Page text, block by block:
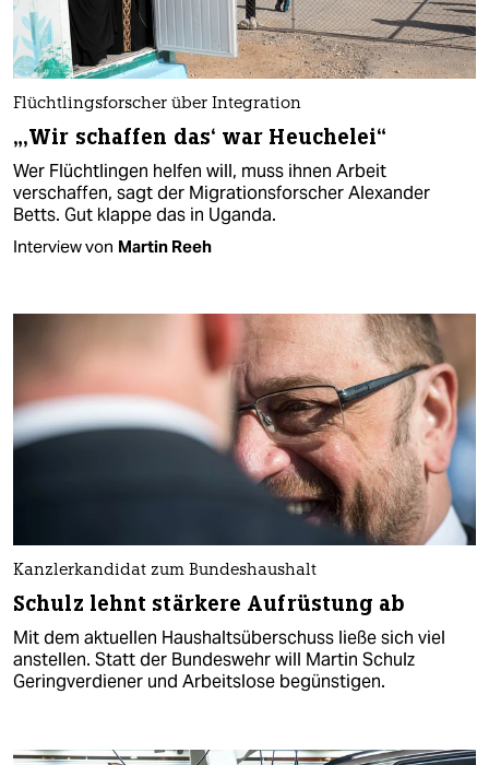
Flüchtlingsforscher über Integration
„‚Wir schaffen das‘ war Heuchelei“
Wer Flüchtlingen helfen will, muss ihnen Arbeit
verschaffen, sagt der Migrationsforscher Alexander
Betts. Gut klappe das in Uganda.
Interview von Martin Reeh
Kanzlerkandidat zum Bundeshaushalt
Schulz lehnt stärkere Aufrüstung ab
Mit dem aktuellen Haushaltsüberschuss ließe sich viel
anstellen. Statt der Bundeswehr will Martin Schulz
Geringverdiener und Arbeitslose begünstigen.